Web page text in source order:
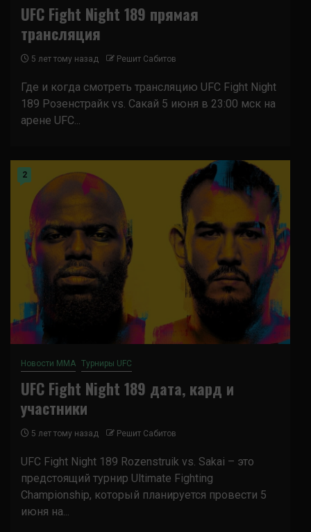
UFC Fight Night 189 прямая
трансляция
5 лет тому назад Решит Сабитов
Где и когда смотреть трансляцию UFC Fight Night
189 Розенстрайк vs. Сакай 5 июня в 23:00 мск на
арене UFC...
2
Новости ММА Турниры UFC
UFC Fight Night 189 дата, кард и
участники
5 лет тому назад Решит Сабитов
UFC Fight Night 189 Rozenstruik vs. Sakai – это
предстоящий турнир Ultimate Fighting
Championship, который планируется провести 5
июня на...